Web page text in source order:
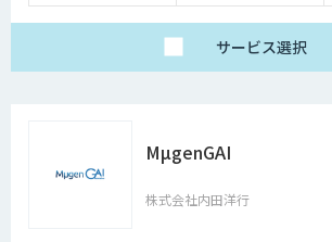
サービス選択
MµgenGAI
株式会社内田洋行